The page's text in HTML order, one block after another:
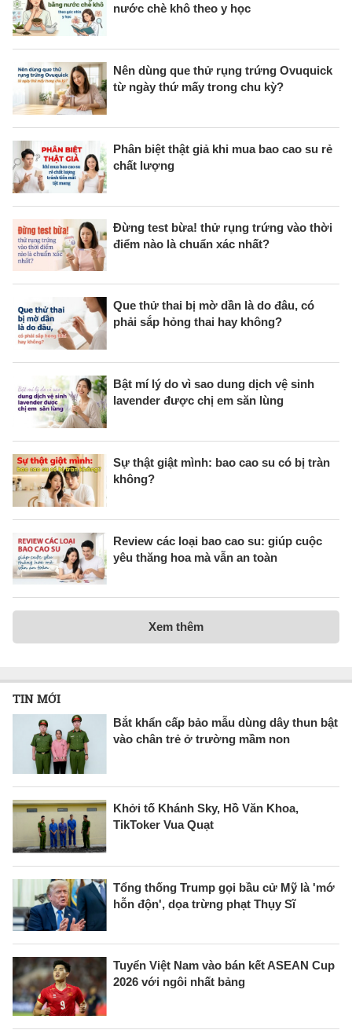
nước chè khô theo y học
Nên dùng que thử rụng trứng Ovuquick
từ ngày thứ mấy trong chu kỳ?
Phân biệt thật giả khi mua bao cao su rẻ
chất lượng
Đừng test bừa! thử rụng trứng vào thời
điểm nào là chuẩn xác nhất?
Que thử thai bị mờ dần là do đâu, có
phải sắp hỏng thai hay không?
Bật mí lý do vì sao dung dịch vệ sinh
lavender được chị em săn lùng
Sự thật giật mình: bao cao su có bị tràn
không?
Review các loại bao cao su: giúp cuộc
yêu thăng hoa mà vẫn an toàn
Xem thêm
TIN MỚI
Bắt khẩn cấp bảo mẫu dùng dây thun bật
vào chân trẻ ở trường mầm non
Khởi tố Khánh Sky, Hồ Văn Khoa,
TikToker Vua Quạt
Tổng thống Trump gọi bầu cử Mỹ là 'mớ
hỗn độn', dọa trừng phạt Thụy Sĩ
Tuyển Việt Nam vào bán kết ASEAN Cup
2026 với ngôi nhất bảng